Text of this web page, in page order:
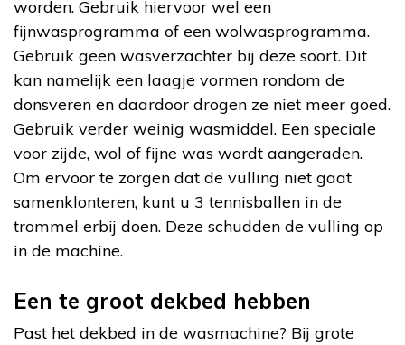
worden. Gebruik hiervoor wel een
fijnwasprogramma of een wolwasprogramma.
Gebruik geen wasverzachter bij deze soort. Dit
kan namelijk een laagje vormen rondom de
donsveren en daardoor drogen ze niet meer goed.
Gebruik verder weinig wasmiddel. Een speciale
voor zijde, wol of fijne was wordt aangeraden.
Om ervoor te zorgen dat de vulling niet gaat
samenklonteren, kunt u 3 tennisballen in de
trommel erbij doen. Deze schudden de vulling op
in de machine.
Een te groot dekbed hebben
Past het dekbed in de wasmachine? Bij grote